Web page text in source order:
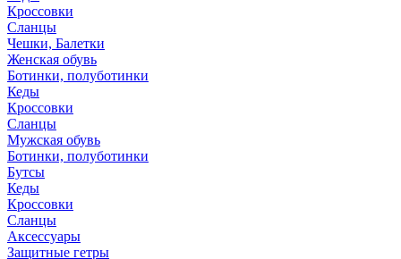
Кроссовки
Сланцы
Чешки, Балетки
Женская обувь
Ботинки, полуботинки
Кеды
Кроссовки
Сланцы
Мужская обувь
Ботинки, полуботинки
Бутсы
Кеды
Кроссовки
Сланцы
Аксессуары
Защитные гетры